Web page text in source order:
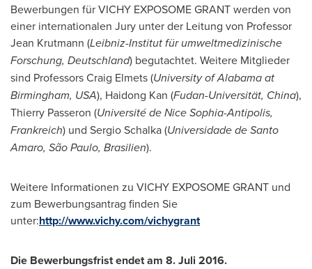
Bewerbungen für VICHY EXPOSOME GRANT werden von
einer internationalen Jury unter der Leitung von Professor
Jean Krutmann (Leibniz-Institut für umweltmedizinische
Forschung, Deutschland) begutachtet. Weitere Mitglieder
sind ProfessorsCraig Elmets(University of Alabama at
Birmingham, USA), Haidong Kan (Fudan-Universität, China),
Thierry Passeron (Université de Nice Sophia-Antipolis,
Frankreich) und Sergio Schalka(Universidade deSanto
Amaro, São Paulo, Brasilien).
Weitere Informationen zu VICHY EXPOSOME GRANT und
zum Bewerbungsantrag finden Sie
unter:http://www.vichy.com/vichygrant
Die Bewerbungsfrist endet am 8. Juli 2016.